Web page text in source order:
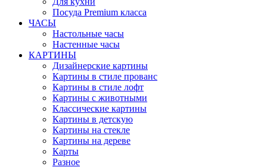
Посуда Premium класса
ЧАСЫ
Настольные часы
Настенные часы
КАРТИНЫ
Дизайнерские картины
Картины в стиле прованс
Картины в стиле лофт
Картины с животными
Классические картины
Картины в детскую
Картины на стекле
Картины на дереве
Карты
Разное